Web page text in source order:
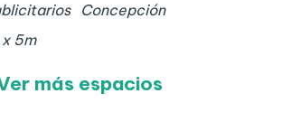
Concepción
x 5m
más espacios